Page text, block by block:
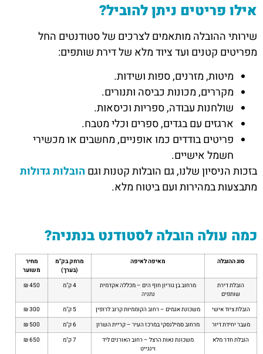
אילו פריטים ניתן להוביל?
שירותי ההובלה מותאמים לצרכים של סטודנטים החל
מפריטים קטנים ועד ציוד מלא של דירת שותפים:
מיטות, מזרנים, ספות ושידות.
מקררים, מכונות כביסה ותנורים.
שולחנות עבודה, ספריות וכיסאות.
ארגזים עם בגדים, ספרים וכלי מטבח.
פריטים בודדים כמו אופניים, מחשבים או מכשירי
חשמל אישיים.
בזכות הניסיון שלנו, גם הובלות קטנות וגם הובלות גדולות
מתבצעות במהירות ועם ביטוח מלא.
כמה עולה הובלה לסטודנט בנתניה?
סוג ההובלה מאיפה לאיפה
מרחק בק"מ
(בערך)
מחיר
משוער
הובלת דירת
שותפים
מרחוב בן גוריון חוף הים – מכללה אקדמית
נתניה
4 ק"מ 450 ₪
הובלת ציוד אישי משכונת אגמים – רחוב הקוממיות קרוב לרופין 5 ק"מ
300 ₪
מעבר יחידת דיור
מרחוב סמילנסקי במרכז העיר – קריית השרון 6 ק"מ
500 ₪
הובלת חדר מלא
משכונת נאות הרצל – רחוב האורנים ליד
וינגייט
7 ק"מ 650 ₪